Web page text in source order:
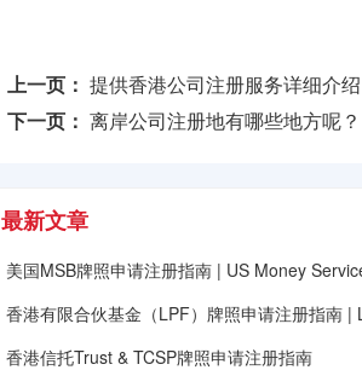
上一页： 提供香港公司注册服务详细介绍
下一页： 离岸公司注册地有哪些地方呢？
最新文章
美国MSB牌照申请注册指南 | US Money
香港有限合伙基金（LPF）牌照申请注册指南
香港信托Trust & TCSP牌照申请注册指南